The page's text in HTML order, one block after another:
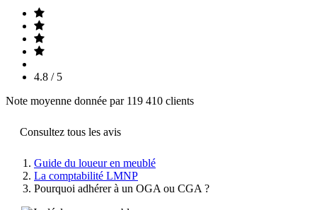
4.8 / 5
Note moyenne donnée par 119 410 clients
Consultez tous les avis
Guide du loueur en meublé
La comptabilité LMNP
Pourquoi adhérer à un OGA ou CGA ?